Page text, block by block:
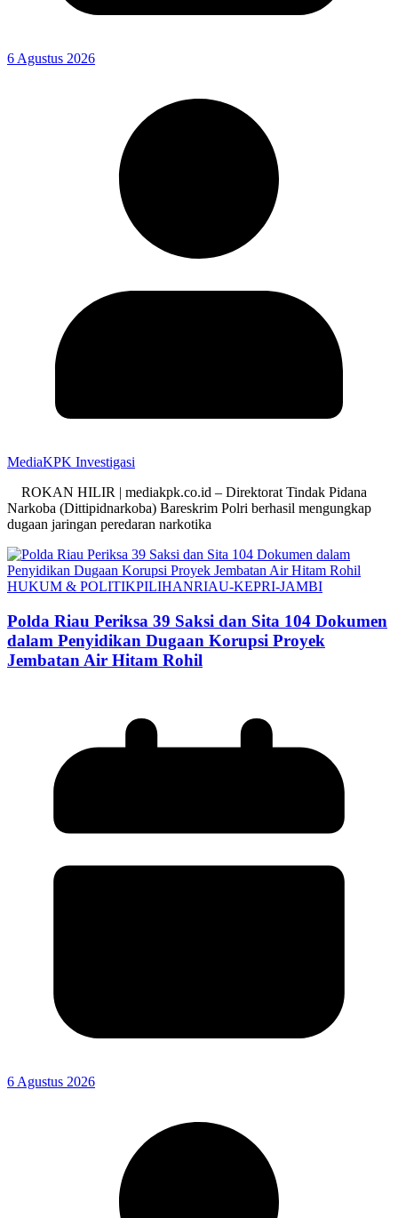
6 Agustus 2026
MediaKPK Investigasi
ROKAN HILIR | mediakpk.co.id – Direktorat Tindak Pidana
Narkoba (Dittipidnarkoba) Bareskrim Polri berhasil mengungkap
dugaan jaringan peredaran narkotika
HUKUM & POLITIKPILIHANRIAU-KEPRI-JAMBI
Polda Riau Periksa 39 Saksi dan Sita 104 Dokumen
dalam Penyidikan Dugaan Korupsi Proyek
Jembatan Air Hitam Rohil
6 Agustus 2026